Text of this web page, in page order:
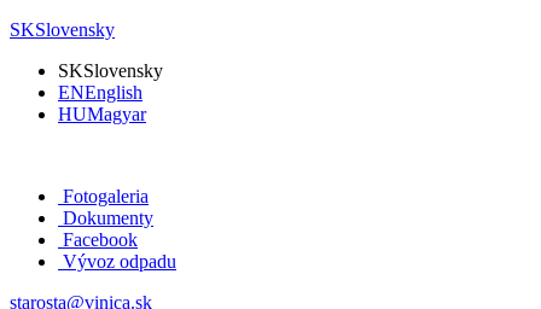
SKSlovensky
SKSlovensky
ENEnglish
HUMagyar
Fotogaleria
Dokumenty
Facebook
Vývoz odpadu
starosta@vinica.sk